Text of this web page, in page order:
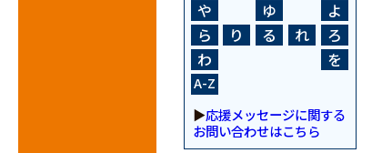
や
ゆ
よ
ら
り る れ
ろ
わ
を
A-Z
▶応援メッセージに関する
お問い合わせはこちら